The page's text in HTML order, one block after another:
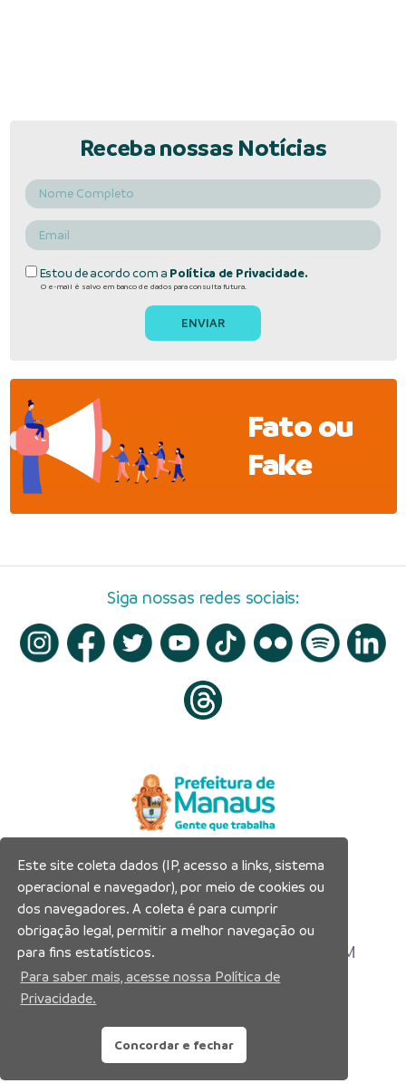
Receba nossas Notícias
Estou de acordo com a Política de Privacidade.
O e-mail é salvo em banco de dados para consulta futura.
Fato ou
Fake
Siga nossas redes sociais:
Prefeitura Municipal de Manaus
Município de Manaus
CNPJ:04.365.326.0001-73
Av. Brasil, 2971 – Compensa, Manaus-AM
CEP: 69036-110
Este site coleta dados (IP, acesso a links, sistema
operacional e navegador), por meio de cookies ou
dos navegadores. A coleta é para cumprir
obrigação legal, permitir a melhor navegação ou
para fins estatísticos.
Para saber mais, acesse nossa Política de
Privacidade.
Concordar e fechar